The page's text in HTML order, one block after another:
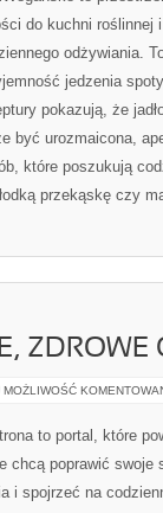
do kuchni roślinnej
odżywiania.
jedzenia
pokazują, że
być urozmaicona,
które poszukują
przekąskę czy
ZDROWE
MOŻLIWOŚĆ
to portal, które
chcą poprawić
i spojrzeć na